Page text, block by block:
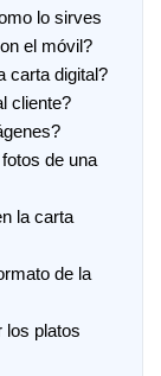
lo sirves
el móvil?
carta digital?
cliente?
de una
la carta
de la
los platos